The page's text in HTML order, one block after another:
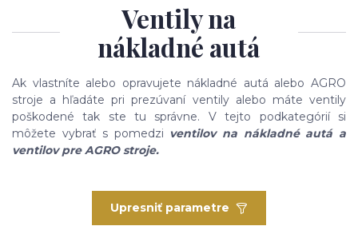
Ventily na
nákladné autá
Ak vlastníte alebo opravujete nákladné autá alebo AGRO
stroje a hľadáte pri prezúvaní ventily alebo máte ventily
poškodené tak ste tu správne. V tejto podkategórií si
môžete vybrať s pomedzi ventilov na nákladné autá a
ventilov pre AGRO stroje.
Upresniť parametre